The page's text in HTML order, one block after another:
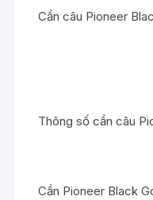
Cần câu Pioneer
Thông số cần câu
Cần Pioneer Black